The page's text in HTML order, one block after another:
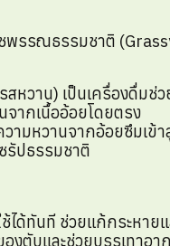
รณธรรมชาติ
หวาน) เป็นเครื่องดื่มช่
จากเนื้ออ้อยโดยตรง
วามหวานจากอ้อยซึมเข้
รัปธรรมชาติ
ด้ทันที ช่วยแก้กระหาย
ตับและช่วยบรรเทาอา